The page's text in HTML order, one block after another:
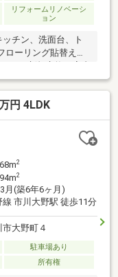
リフォームリノベーシ
ョン
チン、洗面台、ト
ーリング貼替え。
高台にあり陽当た
ーが一望できま
二重サッシ仕様二世
ご利用も検討いただ
の洋室は2部屋にす
円 4LDK
2
2
月(築6年6ヶ月)
線 市川大野駅 徒歩11分
大野町４
駐車場あり
所有権